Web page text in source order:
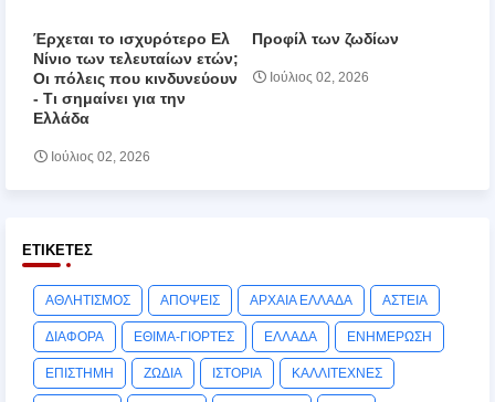
Έρχεται το ισχυρότερο Ελ
Νίνιο των τελευταίων ετών;
Οι πόλεις που κινδυνεύουν
‑ Τι σημαίνει για την
Ελλάδα
Ιούλιος 02, 2026
Προφίλ των ζωδίων
Ιούλιος 02, 2026
ΕΤΙΚΈΤΕΣ
ΑΘΛΗΤΙΣΜΟΣ ΑΠΟΨΕΙΣ ΑΡΧΑΙΑ ΕΛΛΑΔΑ ΑΣΤΕΙΑ
ΔΙΑΦΟΡΑ ΕΘΙΜΑ-ΓΙΟΡΤΕΣ ΕΛΛΑΔΑ ΕΝΗΜΕΡΩΣΗ
ΕΠΙΣΤΗΜΗ ΖΩΔΙΑ ΙΣΤΟΡΙΑ ΚΑΛΛΙΤΕΧΝΕΣ